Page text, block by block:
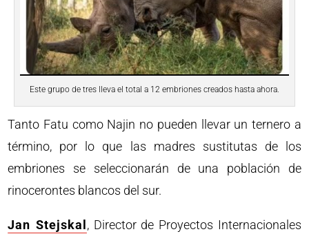
Este grupo de tres lleva el total a 12 embriones creados hasta ahora.
Tanto Fatu como Najin no pueden llevar un ternero a
término, por lo que las madres sustitutas de los
embriones se seleccionarán de una población de
rinocerontes blancos del sur.
Jan Stejskal, Director de Proyectos Internacionales